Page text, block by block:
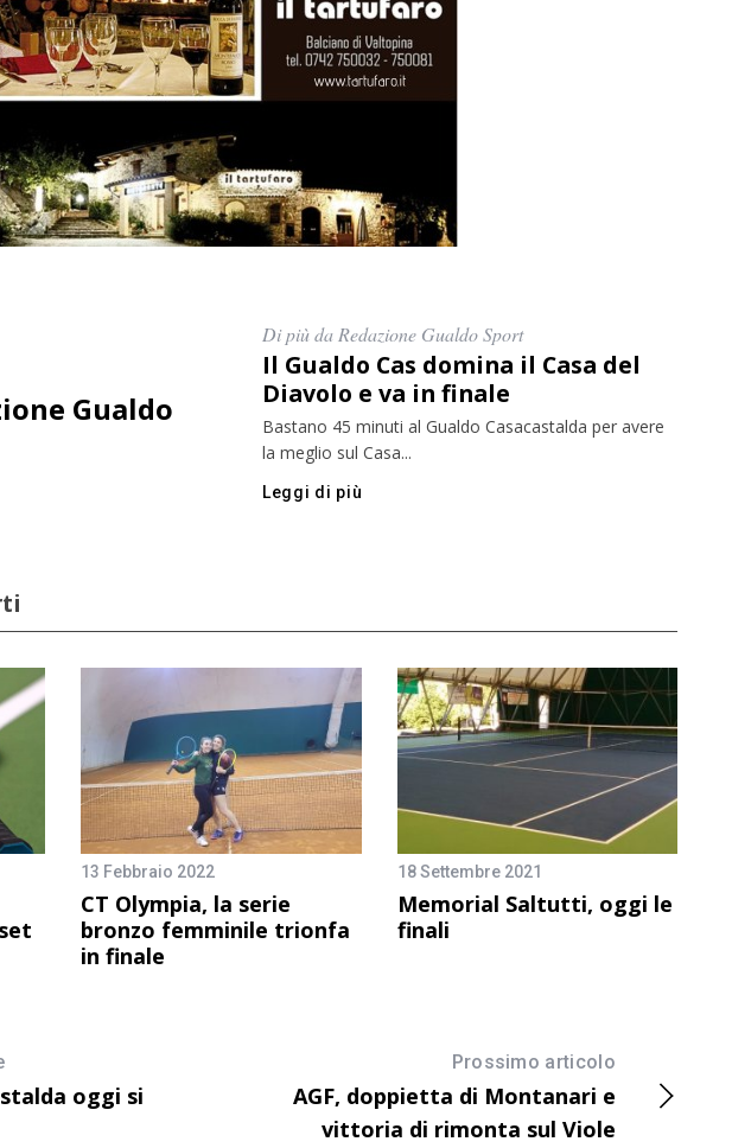
Gualdo
Di più da Redazione Gualdo Sport
Il Gualdo Cas domina il Casa del
Diavolo e va in finale
Bastano 45 minuti al Gualdo Casacastalda per avere
la meglio sul Casa...
Leggi di più
13 Febbraio 2022
CT Olympia, la serie
bronzo femminile trionfa
in finale
18 Settembre 2021
Memorial Saltutti, oggi le
finali
oggi si
Prossimo articolo
AGF, doppietta di Montanari e
vittoria di rimonta sul Viole